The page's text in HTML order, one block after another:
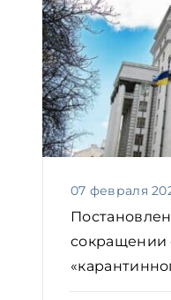
07 февраля
сокращении
налогов...